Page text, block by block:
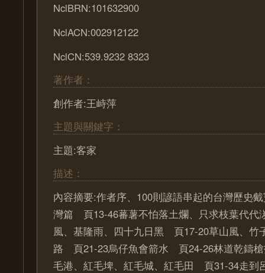
NclBRN:101632900
NclACN:002912122
NclCN:539.9232 8323
著作者：
創作者:王峙萍
主題與關鍵字：
主題:客家
描述：
內容摘要:作者序、100則諺語串起的台灣歷史∕
灣篇 頁13-46蕃薯不怕落土爛、只求枝葉代
風、基隆雨、四十九日黑 頁17-20草山風、竹
路 頁21-23烏仔魚會箭水 頁24-26林道乾鑄
毛港、紅毛埤、紅毛城、紅毛田 頁31-34走